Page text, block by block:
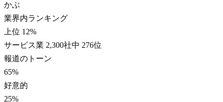
かぶ
業界内ランキング
上位 12%
サービス業 2,300社中 276位
報道のトーン
65%
好意的
25%